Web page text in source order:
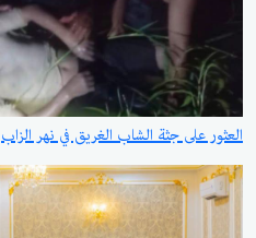
العثور على جثة الشاب الغريق في نهر الزاب